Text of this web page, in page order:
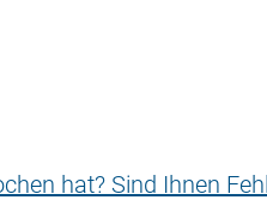
hat? Sind Ihnen